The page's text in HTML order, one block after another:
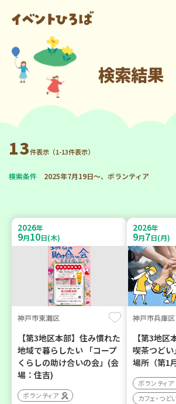
検索結果
13件表示（1-13件表示）
検索条件 2025年7月19日～、ボランティア
2026年
9月10日(木)
神戸市東灘区
【第3地区本部】住み慣れた
地域で暮らしたい 「コープ
くらしの助け合いの会」(会
場：住吉)
ボランティア
2026年
9月7日(月)
神戸市兵庫区
【第3地
喫茶つど
場所（第1
ボランティア
カフェ・つど